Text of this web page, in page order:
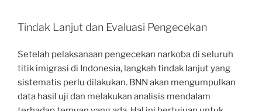
Tindak Lanjut dan Evaluasi Pengecekan
Setelah pelaksanaan pengecekan narkoba di seluruh
titik imigrasi di Indonesia, langkah tindak lanjut yang
sistematis perlu dilakukan. BNN akan mengumpulkan
data hasil uji dan melakukan analisis mendalam